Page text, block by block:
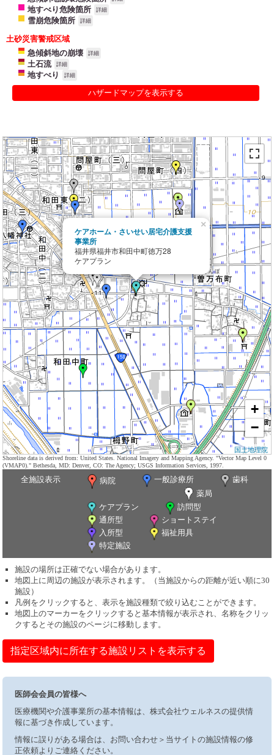
地すべり危険箇所 詳細
雪崩危険箇所 詳細
土砂災害警戒区域
急傾斜地の崩壊
詳細
土石流 詳細
地すべり 詳細
ハザードマップを表示する
ケアホーム・さいせい居宅介護支援
事業所
福井県福井市和田中町徳万28
ケアプラン
×
+
−
国土地理院
Shoreline data is derived from: United States. National Imagery and Mapping Agency. "Vector Map Level 0
(VMAP0)." Bethesda, MD: Denver, CO: The Agency; USGS Information Services, 1997.
全施設表示 病院 一般診療所
歯科
薬局
ケアプラン
訪問型
通所型
ショートステイ
入所型
福祉用具
特定施設
施設の場所は正確でない場合があります。
地図上に周辺の施設が表示されます。（当施設からの距離が近い順に30
施設）
凡例をクリックすると、表示を施設種類で絞り込むことができます。
地図上のマーカーをクリックすると基本情報が表示され、名称をクリッ
クするとその施設のページに移動します。
指定区域内に所在する施設リストを表示する
医師会会員の皆様へ
医療機関や介護事業所の基本情報は、株式会社ウェルネスの提供情
報に基づき作成しています。
情報に誤りがある場合は、お問い合わせ＞当サイトの施設情報の修
正依頼よりご連絡ください。